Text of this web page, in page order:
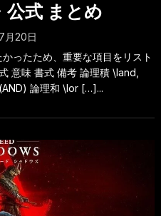
公式 まとめ
月20日
ったため、重要な項目をリスト
意味 書式 備考 論理積 \land,
論理和 \lor […]...